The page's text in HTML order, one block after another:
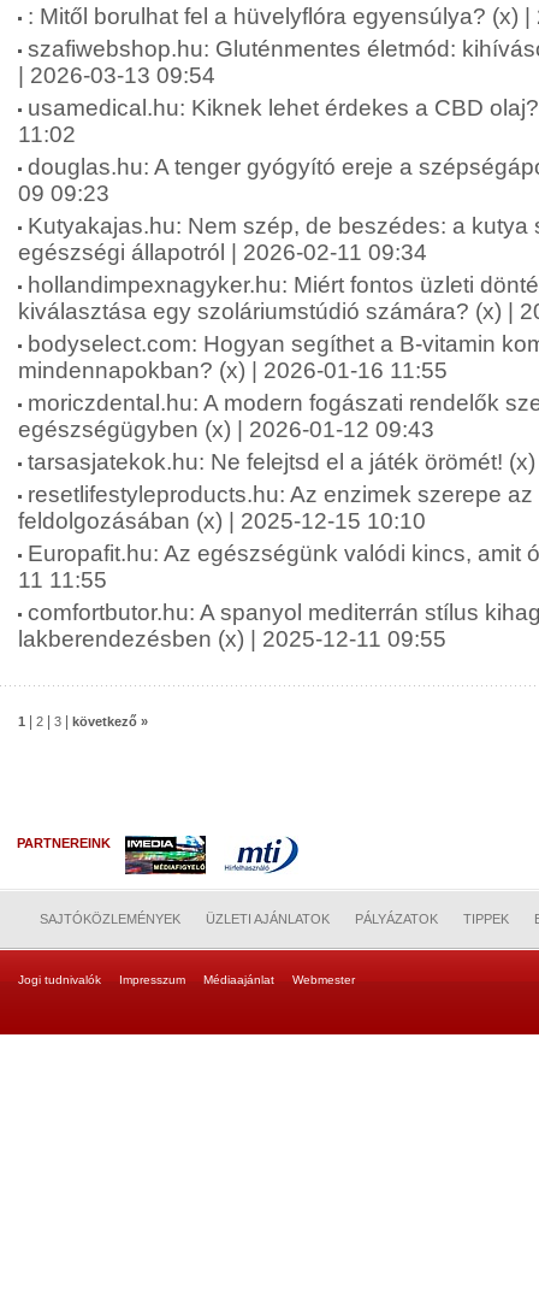
: Mitől borulhat fel a hüvelyflóra egyensúlya? (x)
szafiwebshop.hu: Gluténmentes életmód:
| 2026-03-13 09:54
usamedical.hu: Kiknek lehet érdekes a CBD
11:02
douglas.hu: A tenger gyógyító ereje a
09 09:23
Kutyakajas.hu: Nem szép, de beszédes: a kutya
egészségi állapotról | 2026-02-11 09:34
hollandimpexnagyker.hu: Miért fontos üzleti
kiválasztása egy szoláriumstúdió számára? (x) |
bodyselect.com: Hogyan segíthet a B-vitamin
mindennapokban? (x) | 2026-01-16 11:55
moriczdental.hu: A modern fogászati rendelők
egészségügyben (x) | 2026-01-12 09:43
tarsasjatekok.hu: Ne felejtsd el a játék örömét!
resetlifestyleproducts.hu: Az enzimek szerepe
feldolgozásában (x) | 2025-12-15 10:10
Europafit.hu: Az egészségünk valódi kincs, amit
11 11:55
comfortbutor.hu: A spanyol mediterrán stílus
lakberendezésben (x) | 2025-12-11 09:55
1 2 3 következő »
PARTNEREINK
SAJTÓKÖZLEMÉNYEK ÜZLETI AJÁNLATOK PÁLYÁZATOK TIPPEK
Jogi tudnivalók Impresszum Médiaajánlat Webmester